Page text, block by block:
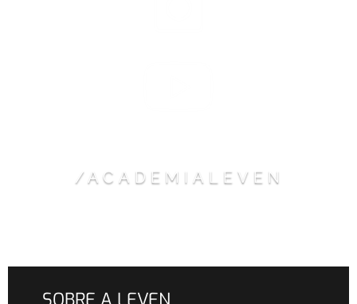
/ACADEMIALEVEN
SOBRE A LEVEN